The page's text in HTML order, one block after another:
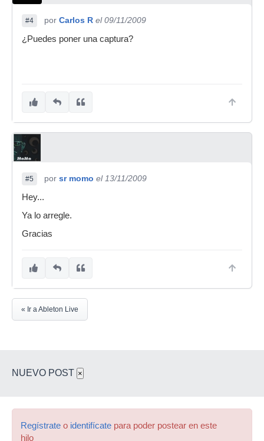
#4 por Carlos R el 09/11/2009
¿Puedes poner una captura?
#5 por sr momo el 13/11/2009
Hey...
Ya lo arregle.
Gracias
« Ir a Ableton Live
NUEVO POST ×
Regístrate o identifícate para poder postear en este
hilo